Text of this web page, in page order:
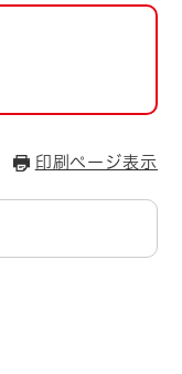
福祉・介護
用情報
印刷ページ表示